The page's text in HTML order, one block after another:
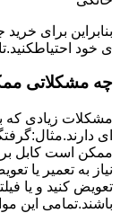
بنابراین برای
ی خود
چه مشکلاتی
مشکلات زیادی که
ای
ممکن است کابل
نیاز به تعمیر یا
تعویض کنید و یا
باشند.تمامی این